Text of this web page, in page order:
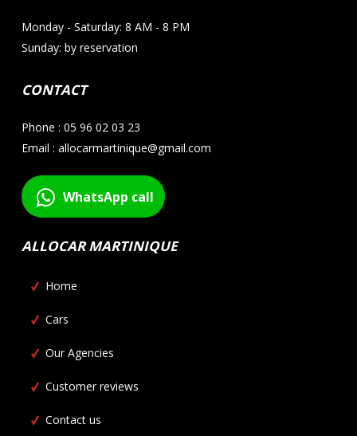
Monday - Saturday: 8 AM - 8 PM
Sunday: by reservation
CONTACT
Phone : 05 96 02 03 23
Email : allocarmartinique@gmail.com
WhatsApp call
ALLOCAR MARTINIQUE
Home
Cars
Our Agencies
Customer reviews
Contact us